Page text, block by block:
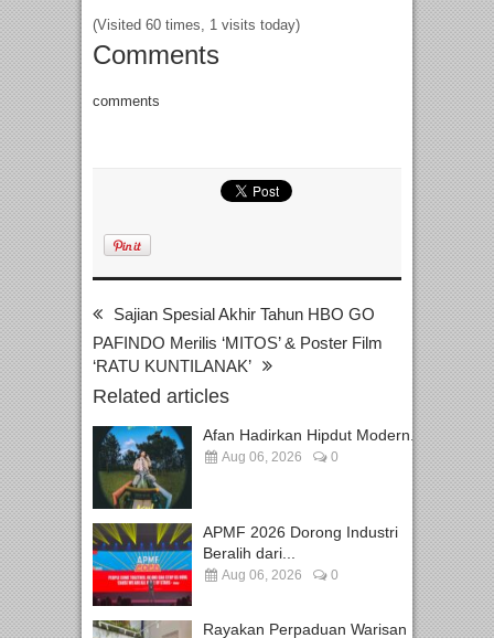
(Visited 60 times, 1 visits today)
Comments
comments
Sajian Spesial Akhir Tahun HBO GO
PAFINDO Merilis ‘MITOS’ & Poster Film
‘RATU KUNTILANAK’
Related articles
Afan Hadirkan Hipdut Modern...
Aug 06, 2026 0
APMF 2026 Dorong Industri
Beralih dari...
Aug 06, 2026 0
Rayakan Perpaduan Warisan